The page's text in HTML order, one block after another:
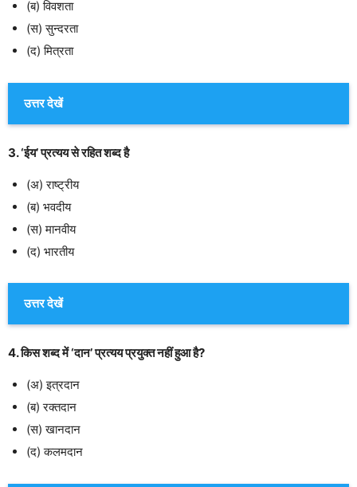
(ब) विवशता
(स) सुन्दरता
(द) मित्रता
उत्तर देखें
3. ‘ईय’ प्रत्यय से रहित शब्द है
(अ) राष्ट्रीय
(ब) भवदीय
(स) मानवीय
(द) भारतीय
उत्तर देखें
4. किस शब्द में ‘दान’ प्रत्यय प्रयुक्त नहीं हुआ है?
(अ) इत्रदान
(ब) रक्तदान
(स) खानदान
(द) कलमदान